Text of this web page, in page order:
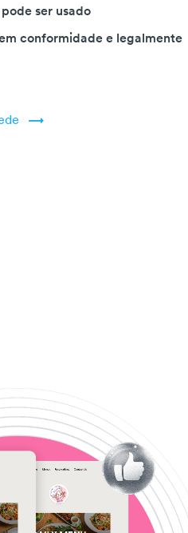
ser usado
conformidade e legalmente